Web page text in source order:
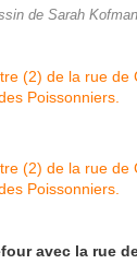
de Sarah Kofman
avec la rue